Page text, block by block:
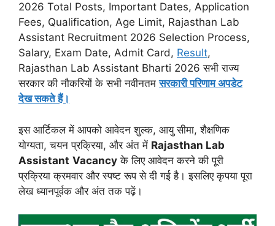
2026 Total Posts, Important Dates, Application
Fees, Qualification, Age Limit, Rajasthan Lab
Assistant Recruitment 2026 Selection Process,
Salary, Exam Date, Admit Card, Result,
Rajasthan Lab Assistant Bharti 2026 सभी राज्य
सरकार की नौकरियों के सभी नवीनतमसरकारी परिणाम अपडेट
देख सकते हैं।
इस आर्टिकल में आपको आवेदन शुल्क, आयु सीमा, शैक्षणिक
योग्यता, चयन प्रक्रिया, और अंत में Rajasthan Lab
Assistant Vacancy के लिए आवेदन करने की पूरी
प्रक्रिया क्रमवार और स्पष्ट रूप से दी गई है। इसलिए कृपया पूरा
लेख ध्यानपूर्वक और अंत तक पढ़ें।